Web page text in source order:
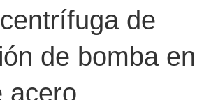
de
de bomba en
acero